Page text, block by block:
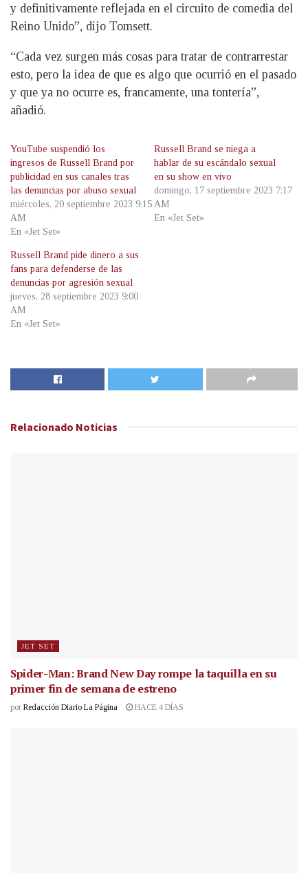
y definitivamente reflejada en el circuito de comedia del
Reino Unido”, dijo Tomsett.
“Cada vez surgen más cosas para tratar de contrarrestar
esto, pero la idea de que es algo que ocurrió en el pasado
y que ya no ocurre es, francamente, una tontería”,
añadió.
YouTube suspendió los
ingresos de Russell Brand por
publicidad en sus canales tras
las denuncias por abuso sexual
miércoles, 20 septiembre 2023 9:15
AM
En «Jet Set»
Russell Brand se niega a
hablar de su escándalo sexual
en su show en vivo
domingo, 17 septiembre 2023 7:17
AM
En «Jet Set»
Russell Brand pide dinero a sus
fans para defenderse de las
denuncias por agresión sexual
jueves, 28 septiembre 2023 9:00
AM
En «Jet Set»
Relacionado Noticias
JET SET
Spider-Man: Brand New Day rompe la taquilla en su
primer fin de semana de estreno
por Redacción Diario La Página HACE 4 DÍAS